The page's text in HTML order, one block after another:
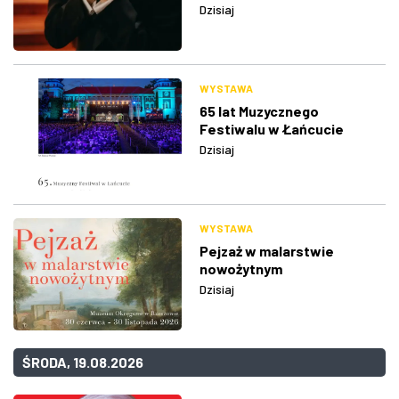
Dzisiaj
WYSTAWA
65 lat Muzycznego
Festiwalu w Łańcucie
Dzisiaj
WYSTAWA
Pejzaż w malarstwie
nowożytnym
Dzisiaj
ŚRODA, 19.08.2026